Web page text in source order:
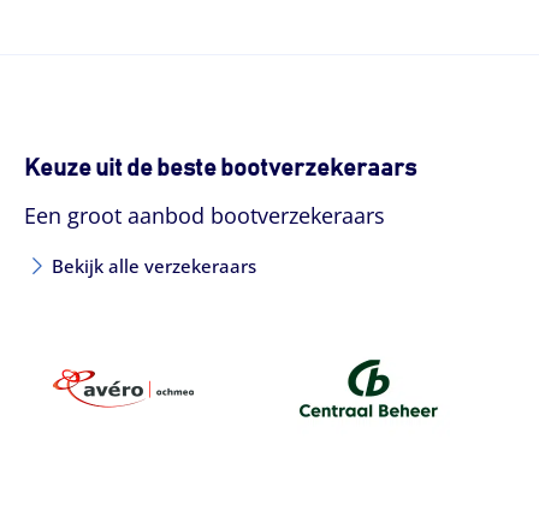
Keuze uit de beste bootverzekeraars
Een groot aanbod bootverzekeraars
Bekijk alle verzekeraars